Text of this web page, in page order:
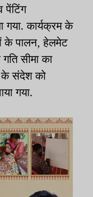
पेंटिंग
गया. कार्यक्रम के
के पालन, हेलमेट
सीमा का
के संदेश को
गया.